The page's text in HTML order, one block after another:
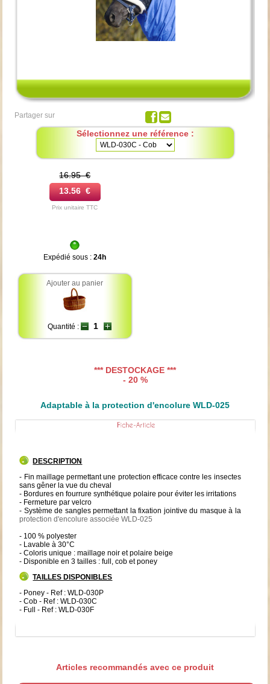
Partager sur
Sélectionnez une référence :
16.95 €
13.56 €
Prix unitaire TTC
Expédié sous :24h
Ajouter au panier
Quantité :
*** DESTOCKAGE ***
- 20 %
Adaptable à la protection d'encolure WLD-025
DESCRIPTION
- Fin maillage permettant une protection efficace contre les insectes
sans gêner la vue du cheval
- Bordures en fourrure synthétique polaire pour éviter les irritations
- Fermeture par velcro
- Système de sangles permettant la fixation jointive du masque à la
protection d'encolure associée WLD-025
- 100 % polyester
- Lavable à 30°C
- Coloris unique : maillage noir et polaire beige
- Disponible en 3 tailles : full, cob et poney
TAILLES DISPONIBLES
- Poney - Ref : WLD-030P
- Cob - Ref : WLD-030C
- Full - Ref : WLD-030F
Articles recommandés avec ce produit